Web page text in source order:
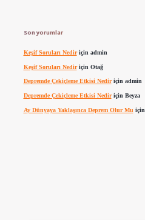
Son yorumlar
Keşif Soruları Nediriçin admin
Keşif Soruları Nediriçin Otağ
Depremde Çekiçleme Etkisi Nediriçin admin
Depremde Çekiçleme Etkisi Nediriçin Beyza
Ay Dünyaya Yaklaşınca Deprem Olur Mu için